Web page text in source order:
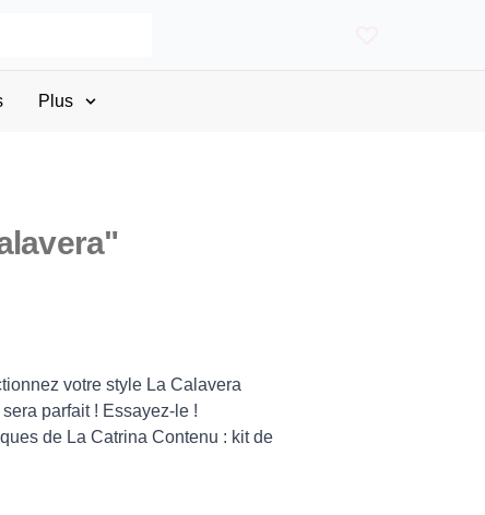
Plus
votre style La Calavera
parfait ! Essayez-le !
de La Catrina Contenu : kit de